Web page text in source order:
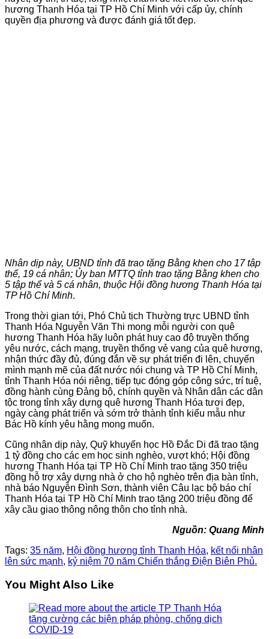
hương Thanh Hóa tại TP Hồ Chí Minh với cấp ủy, chính
quyền địa phương và được đánh giá tốt đẹp.
Nhân dịp này, UBND tỉnh đã trao tặng Bằng khen cho 17 tập
thể, 19 cá nhân; Ủy ban MTTQ tỉnh trao tặng Bằng khen cho
5 tập thể và 5 cá nhân, thuộc Hội đồng hương Thanh Hóa tại
TP Hồ Chí Minh.
Trong thời gian tới, Phó Chủ tịch Thường trực UBND tỉnh
Thanh Hóa Nguyễn Văn Thi mong mỗi người con quê
hương Thanh Hóa hãy luôn phát huy cao độ truyền thống
yêu nước, cách mạng, truyền thống vẻ vang của quê hương,
nhận thức đầy đủ, đúng đắn về sự phát triển đi lên, chuyển
mình mạnh mẽ của đất nước nói chung và TP Hồ Chí Minh,
tỉnh Thanh Hóa nói riêng, tiếp tục đóng góp công sức, trí tuệ,
đồng hành cùng Đảng bộ, chính quyền và Nhân dân các dân
tộc trong tỉnh xây dựng quê hương Thanh Hóa tươi đẹp,
ngày càng phát triển và sớm trở thành tỉnh kiểu mẫu như
Bác Hồ kính yêu hằng mong muốn.
Cũng nhân dịp này, Quỹ khuyến học Hồ Đắc Di đã trao tặng
1 tỷ đồng cho các em học sinh nghèo, vượt khó; Hội đồng
hương Thanh Hóa tại TP Hồ Chí Minh trao tặng 350 triệu
đồng hỗ trợ xây dựng nhà ở cho hộ nghèo trên địa bàn tỉnh,
nhà báo Nguyễn Đình Sơn, thành viên Câu lạc bộ báo chí
Thanh Hóa tại TP Hồ Chí Minh trao tặng 200 triệu đồng để
xây cầu giao thông nông thôn cho tỉnh nhà.
Nguồn: Quang Minh
Tags: 35 năm, Hội đồng hương tỉnh Thanh Hóa, kết nối nhân
lên sức mạnh, kỷ niệm 70 năm Chiến thắng Điện Biên Phủ.
You Might Also Like